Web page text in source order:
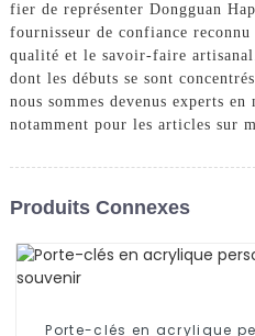
fier de représenter Dongguan
fournisseur de confiance
qualité et le savoir-faire
dont les débuts se sont
nous sommes devenus experts
notamment pour les articles sur
Produits Connexes
Porte-clés en acrylique